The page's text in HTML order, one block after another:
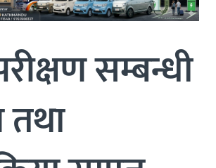
सम्बन्धी
तथा